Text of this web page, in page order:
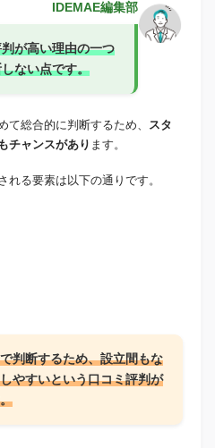
IDEMAE編集部
が高い理由の一つ
ない点です。
て総合的に判断するため、 スタ
チャンスがあり ます。
れる要素は以下の通りです。
判断するため、設立間もな
やすいという口コミ評判が